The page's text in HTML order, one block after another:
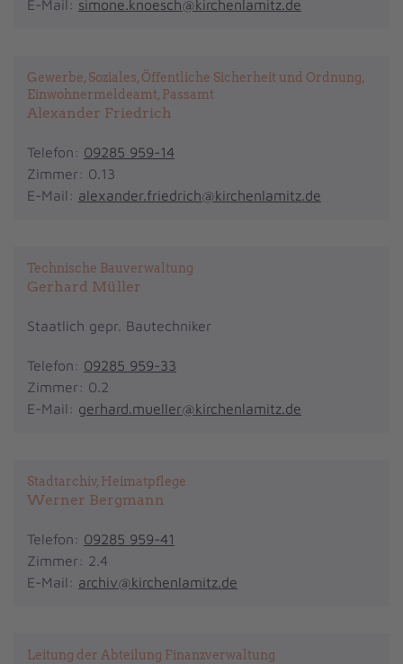
E-Mail: simone.knoesch@kirchenlamitz.de
Gewerbe, Soziales, Öffentliche Sicherheit und Ordnung,
Einwohnermeldeamt, Passamt
Alexander Friedrich
Telefon: 09285 959-14
Zimmer: 0.13
E-Mail: alexander.friedrich@kirchenlamitz.de
Technische Bauverwaltung
Gerhard Müller
Staatlich gepr. Bautechniker
Telefon: 09285 959-33
Zimmer: 0.2
E-Mail: gerhard.mueller@kirchenlamitz.de
Stadtarchiv, Heimatpflege
Werner Bergmann
Telefon: 09285 959-41
Zimmer: 2.4
E-Mail: archiv@kirchenlamitz.de
Leitung der Abteilung Finanzverwaltung